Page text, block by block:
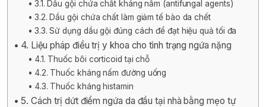
3.1. Dầu gội chứa chất kháng nấm (antifungal agents)
3.2. Dầu gội chứa chất làm giảm tế bào da chết
3.3. Sử dụng dầu gội đúng cách để đạt hiệu quả tối đa
4. Liệu pháp điều trị y khoa cho tình trạng ngứa nặng
4.1. Thuốc bôi corticoid tại chỗ
4.2. Thuốc kháng nấm đường uống
4.3. Thuốc kháng histamin
5. Cách trị dứt điểm ngứa da đầu tại nhà bằng mẹo tự